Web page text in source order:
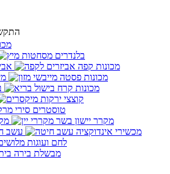
בלנדרים
מכונות קפה
מכונות פסטה
מכונות קרח
קוצצי ירקות
טוסטרים
מקרר יישון בשר
מכשירי אינדוקציה
עשב
לחם ועוגות
מבשלת בירה